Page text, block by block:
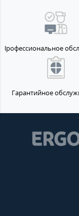
Профессиональное
Гарантийное